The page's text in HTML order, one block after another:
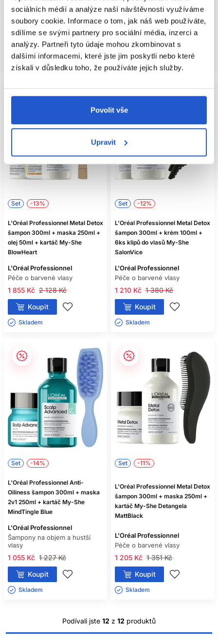
sociálních médií a analýze naší návštěvnosti využíváme
soubory cookie. Informace o tom, jak náš web používáte,
sdílíme se svými partnery pro sociální média, inzerci a
analýzy. Partneři tyto údaje mohou zkombinovat s
dalšími informacemi, které jste jim poskytli nebo které
získali v důsledku toho, že používáte jejich služby.
Povolit vše
Upravit
Subrina Professional
Masky ostatní
399 Kč
Koupit
L'Oréal Professionnel
Profesionální šampony na vlasy
1 853 Kč
1 605 Kč
Koupit
Skladem ㅤ
Set -13%
L'Oréal Professionnel Metal Detox
šampon 300ml + maska 250ml +
olej 50ml + kartáč My-She
BlowHeart
L'Oréal Professionnel
Péče o barvené vlasy
2 128 Kč
1 855 Kč
Koupit
Skladem ㅤ
Set -12%
L'Oréal Professionnel Metal Detox
šampon 300ml + krém 100ml +
6ks klipů do vlasů My-She
SalonVice
L'Oréal Professionnel
Péče o barvené vlasy
1 380 Kč
1 210 Kč
Koupit
Skladem ㅤ
Set -14%
L'Oréal Professionnel Anti-
Oiliness šampon 300ml + maska
2v1 250ml + kartáč My-She
MindTingle Blue
L'Oréal Professionnel
Šampony na objem a hustší
vlasy
1 227 Kč
1 055 Kč
Koupit
Skladem ㅤ
Set -11%
L'Oréal Professionnel Metal Detox
šampon 300ml + maska 250ml +
kartáč My-She Detangela
MattBlack
L'Oréal Professionnel
Péče o barvené vlasy
1 351 Kč
1 205 Kč
Koupit
Skladem ㅤ
Podívali jste 12 z 12 produktů